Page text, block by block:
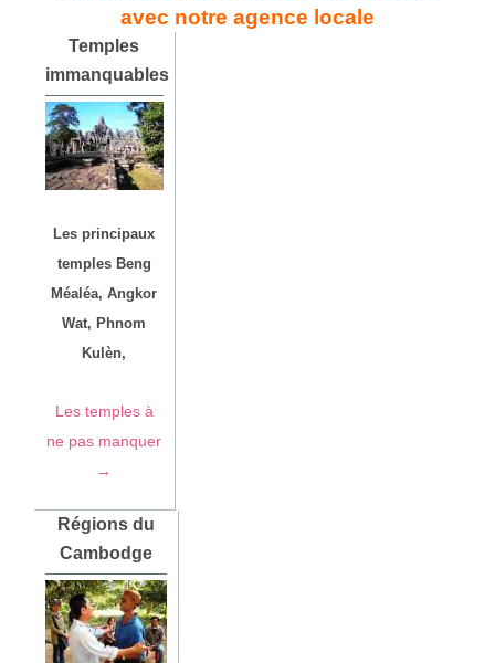
avec notre agence locale
Temples
immanquables
Les principaux
temples Beng
Méaléa, Angkor
Wat, Phnom
Kulèn,
Les temples à
ne pas manquer
→
Régions du
Cambodge